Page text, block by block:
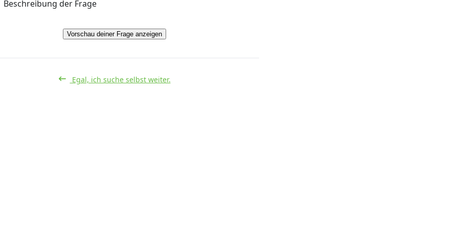
Beschreibung der Frage
Vorschau deiner Frage anzeigen
Egal, ich suche selbst weiter.